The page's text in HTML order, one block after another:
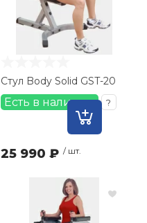
Стул Body Solid GST-20
Есть в наличии ?
25 990 ₽ / шт.